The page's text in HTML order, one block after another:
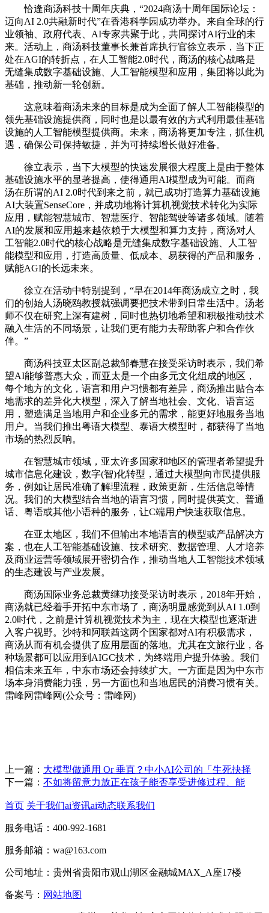
恰逢商汤科技十周年庆典，“2024商汤十周年国际论坛：
迈向AI 2.0共融新时代”在香港科学园成功举办。来自全球的行
业领袖、政府代表、AI专家共聚于此，共同探讨AI行业的未
来。活动上，商汤科技董事长兼首席执行官徐立表示，当下正
处在AGI的转折点，在人工智能2.0时代，商汤的核心战略是
无缝集成数字基础设施、人工智能模型和应用，集团将以此为
基础，推动新一轮创新。
这意味着商汤未来的目标是成为全面了解人工智能模型的
领先基础设施提供商，同时也是以最有效的方式利用最佳基础
设施的人工智能模型提供商。未来，商汤将更加专注，抓住机
遇，确保公司保持敏捷，并为可持续增长做好准备。
徐立表示，当下大模型的快速发展很大程度上是由于整体
基础设施水平的显著提高，使得通用AI模型成为可能。而商
汤在所谓的AI 2.0时代到来之前，就已成功打造算力基础设施
AI大装置SenseCore，并成功地将计算机视觉技术转化为实际
应用，赋能智慧城市、智慧医疗、智能驾驶等诸多领域。随着
AI的发展和应用越来越依赖于大模型和算力支持，商汤对人
工智能2.0时代的核心战略是无缝集成数字基础设施、人工智
能模型和应用，打造高质量、低成本、易获得的产品和服务，
赋能AGI的长远未来。
徐立在活动中特别提到，“早在2014年商汤成立之时，我
们的创始人汤晓鸥教授就强调要把技术带到日常生活中。汤老
师不仅在研究上深有建树，同时也热切地希望和积极推动技术
融入生活的不同场景，让我们更有能力去帮助客户和合作伙
伴。”
商汤科技亚太区副总裁邹春慧在接受采访时表示，我们希
望AI能够普惠大众，而亚太是一个由多元文化组成的地区，
每个地方的文化，语言和用户习惯都有差异，商汤推出贴合本
地需求的差异化大模型，深入了解当地社会、文化、语言运
用，塑造满足当地用户和企业多元的需求，能更好地服务当地
用户。当我们推出粤语大模型、泰语大模型时，都获得了当地
市场的热烈反响。
在智慧城市领域，亚太许多国家和地区的管理者希望提升
城市信息化建设，数字(智)化转型，通过大模型向市民提供服
务，例如让居民准确了解理流程，政策更新，生活信息等情
况。我们的大模型结合当地的语言习惯，同时提供英文、普通
话、粤语或其他小语种的服务，让C端用户快速获取信息。
在亚太地区，我们不但输出本地语言的模型或产品解决方
案，也在人工智能基础设施、技术研究、数据管理、人才培养
及商业运营等领域展开密切合作，推动当地人工智能技术领域
的生态建设与产业发展。
商汤国际业务总裁黄继功接受采访时表示，2018年开始，
商汤就已经着手开拓中东市场了，商汤明显感觉到从AI 1.0到
2.0时代，之前是计算机视觉技术为主，现在大模型也逐渐进
入客户视野。沙特和阿联酋这两个国家都对AI有积极需求，
商汤从而有机会提供了应用层面的落地。尤其在文旅行业，各
种场景都可以应用到AIGC技术，为终端用户提升体验。我们
相信未来五年，中东市场还会持续扩大。一方面是因为中东市
场本身消费能力强，另一方面也和当地居民的消费习惯有关。
雷峰网雷峰网(公众号：雷峰网)
上一篇： 大模型做通用 Or 垂直？中小AI公司的「生死抉择
下一篇： 不如将留意力放正在孩子能否享受进修过程、能
首页 关于我们ai资讯ai动态联系我们
服务电话：400-992-1681
服务邮箱：wa@163.com
公司地址：贵州省贵阳市观山湖区金融城MAX_A座17楼
备案号： 网站地图